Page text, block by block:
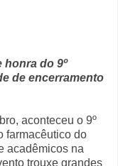
honra do 9º
de encerramento
aconteceu o 9º
farmacêutico do
acadêmicos na
trouxe grandes